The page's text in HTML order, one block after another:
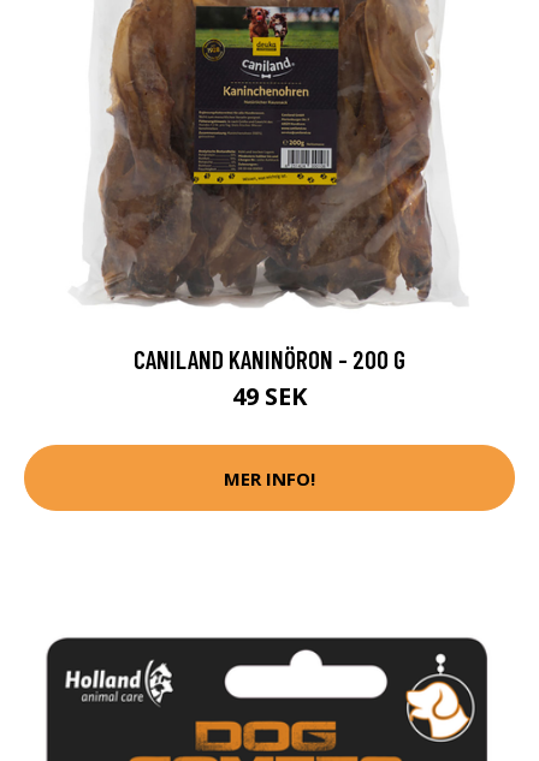
CANILAND KANINÖRON - 200 G
49 SEK
MER INFO!